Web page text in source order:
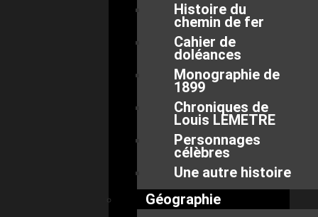
Histoire du
chemin de fer
Cahier de
doléances
Monographie de
1899
Chroniques de
Louis LEMETRE
Personnages
célèbres
Une autre histoire
Géographie